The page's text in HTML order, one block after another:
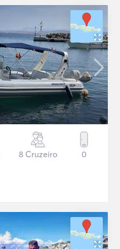
8 Cruzeiro 0